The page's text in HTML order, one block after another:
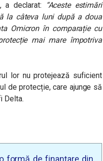
a declarat: “Aceste estimări
la câteva luni după a doua
Omicron în comparație cu
mai mare împotriva
lor nu protejează suficient
de protecție, care ajunge să
Delta.
formă de finanțare din